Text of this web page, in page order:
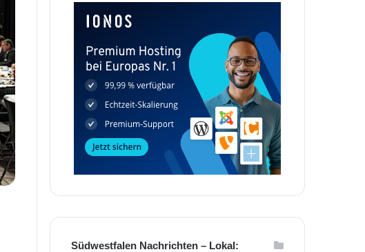
Südwestfalen Nachrichten – Lokal: